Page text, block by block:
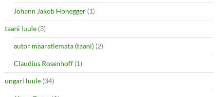
Johann Jakob Honegger (1)
taani luule (3)
autor määratlemata (taani) (2)
Claudius Rosenhoff (1)
ungari luule (34)